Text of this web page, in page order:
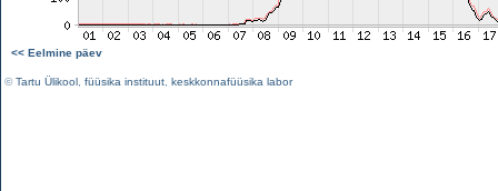
<< Eelmine päev
©Tartu Ülikool füüsika instituut keskkonnafüüsika labor